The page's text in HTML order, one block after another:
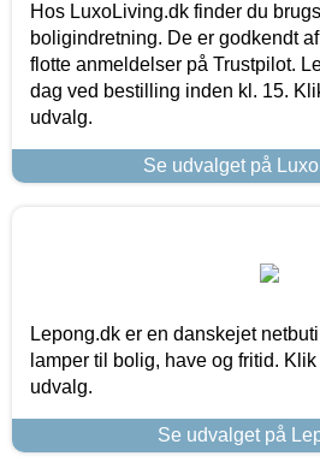
Hos LuxoLiving.dk finder du
boligindretning. De er godkendt
flotte anmeldelser på Trustpilot.
dag ved bestilling inden kl. 15.
udvalg.
Se udvalget på
Lepong.dk er en danskejet
lamper til bolig, have og fritid.
udvalg.
Se udvalget på